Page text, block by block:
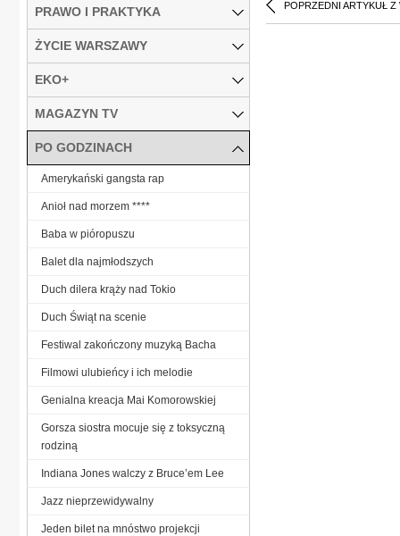
POPRZEDNI ARTYKUŁ Z
PRAWO I PRAKTYKA
ŻYCIE WARSZAWY
EKO+
MAGAZYN TV
PO GODZINACH
Amerykański gangsta rap
Anioł nad morzem ****
Baba w pióropuszu
Balet dla najmłodszych
Duch dilera krąży nad Tokio
Duch Świąt na scenie
Festiwal zakończony muzyką Bacha
Filmowi ulubieńcy i ich melodie
Genialna kreacja Mai Komorowskiej
Gorsza siostra mocuje się z toksyczną
rodziną
Indiana Jones walczy z Bruce’em Lee
Jazz nieprzewidywalny
Jeden bilet na mnóstwo projekcji